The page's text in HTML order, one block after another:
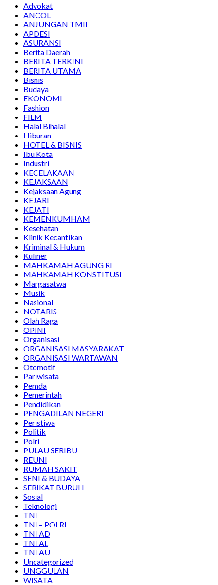
Advokat
ANCOL
ANJUNGAN TMII
APDESI
ASURANSI
Berita Daerah
BERITA TERKINI
BERITA UTAMA
Bisnis
Budaya
EKONOMI
Fashion
FILM
Halal Bihalal
Hiburan
HOTEL & BISNIS
Ibu Kota
Industri
KECELAKAAN
KEJAKSAAN
Kejaksaan Agung
KEJARI
KEJATI
KEMENKUMHAM
Kesehatan
Klinik Kecantikan
Kriminal & Hukum
Kuliner
MAHKAMAH AGUNG RI
MAHKAMAH KONSTITUSI
Margasatwa
Musik
Nasional
NOTARIS
Olah Raga
OPINI
Organisasi
ORGANISASI MASYARAKAT
ORGANISASI WARTAWAN
Otomotif
Pariwisata
Pemda
Pemerintah
Pendidikan
PENGADILAN NEGERI
Peristiwa
Politik
Polri
PULAU SERIBU
REUNI
RUMAH SAKIT
SENI & BUDAYA
SERIKAT BURUH
Sosial
Teknologi
TNI
TNI – POLRI
TNI AD
TNI AL
TNI AU
Uncategorized
UNGGULAN
WISATA